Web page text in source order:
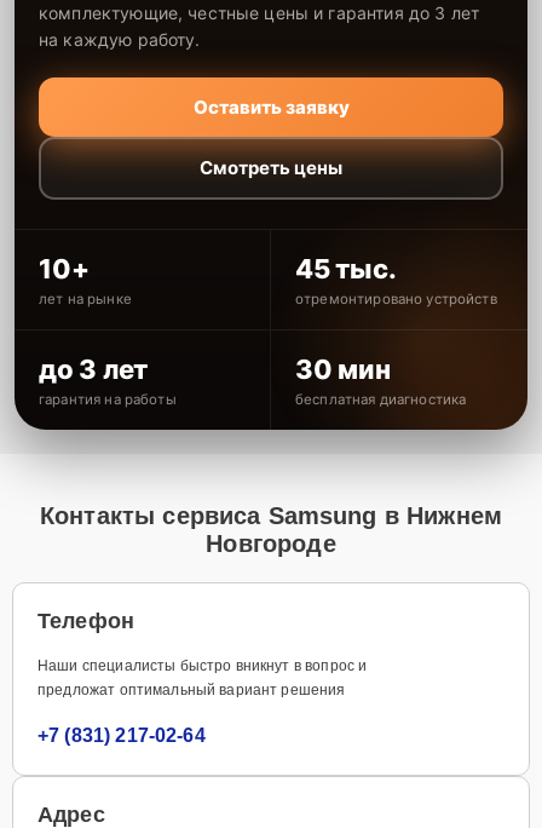
комплектующие, честные цены и гарантия до 3 лет
на каждую работу.
Оставить заявку
Смотреть цены
10+
лет на рынке
45 тыс.
отремонтировано устройств
до 3 лет
гарантия на работы
30 мин
бесплатная диагностика
Контакты сервиса Samsung в Нижнем
Новгороде
Телефон
Наши специалисты быстро вникнут в вопрос и
предложат оптимальный вариант решения
+7 (831) 217-02-64
Адрес